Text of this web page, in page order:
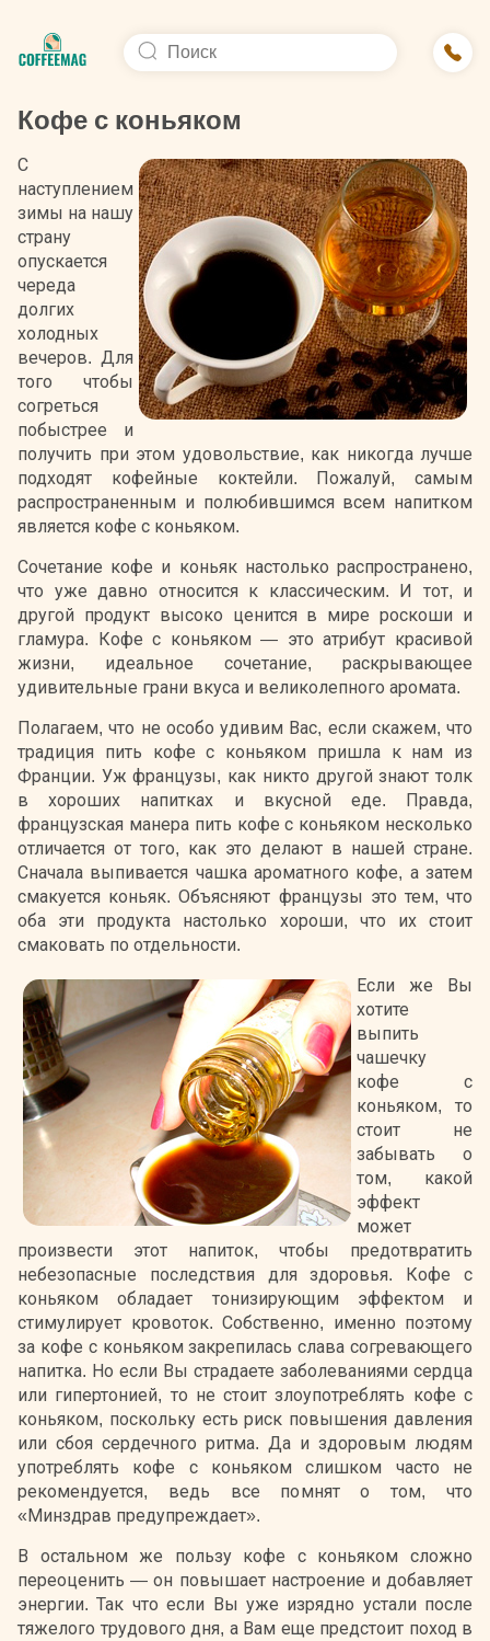
Кофе с коньяком
С
наступлением
зимы на нашу
страну
опускается
череда
долгих
холодных
вечеров. Для
того чтобы
согреться
побыстрее и
получить при этом удовольствие, как никогда лучше
подходят кофейные коктейли. Пожалуй, самым
распространенным и полюбившимся всем напитком
является кофе с коньяком.
Сочетание кофе и коньяк настолько распространено,
что уже давно относится к классическим. И тот, и
другой продукт высоко ценится в мире роскоши и
гламура. Кофе с коньяком — это атрибут красивой
жизни, идеальное сочетание, раскрывающее
удивительные грани вкуса и великолепного аромата.
Полагаем, что не особо удивим Вас, если скажем, что
традиция пить кофе с коньяком пришла к нам из
Франции. Уж французы, как никто другой знают толк
в хороших напитках и вкусной еде. Правда,
французская манера пить кофе с коньяком несколько
отличается от того, как это делают в нашей стране.
Сначала выпивается чашка ароматного кофе, а затем
смакуется коньяк. Объясняют французы это тем, что
оба эти продукта настолько хороши, что их стоит
смаковать по отдельности.
Если же Вы
хотите
выпить
чашечку
кофе с
коньяком, то
стоит не
забывать о
том, какой
эффект
может
произвести этот напиток, чтобы предотвратить
небезопасные последствия для здоровья. Кофе с
коньяком обладает тонизирующим эффектом и
стимулирует кровоток. Собственно, именно поэтому
за кофе с коньяком закрепилась слава согревающего
напитка. Но если Вы страдаете заболеваниями сердца
или гипертонией, то не стоит злоупотреблять кофе с
коньяком, поскольку есть риск повышения давления
или сбоя сердечного ритма. Да и здоровым людям
употреблять кофе с коньяком слишком часто не
рекомендуется, ведь все помнят о том, что
«Минздрав предупреждает».
В остальном же пользу кофе с коньяком сложно
переоценить — он повышает настроение и добавляет
энергии. Так что если Вы уже изрядно устали после
тяжелого трудового дня, а Вам еще предстоит поход в